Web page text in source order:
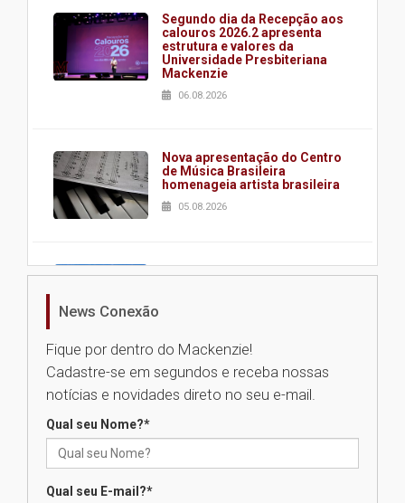
Segundo dia da Recepção aos
calouros 2026.2 apresenta
estrutura e valores da
Universidade Presbiteriana
Mackenzie
06.08.2026
Nova apresentação do Centro
de Música Brasileira
homenageia artista brasileira
05.08.2026
Universidade Mackenzie
Seminário discute desafios
das novas tecnologias em
News Conexão
Fique por dentro do Mackenzie!
Cadastre-se em segundos e receba nossas
notícias e novidades direto no seu e-mail.
Qual seu Nome?*
Qual seu E-mail?*